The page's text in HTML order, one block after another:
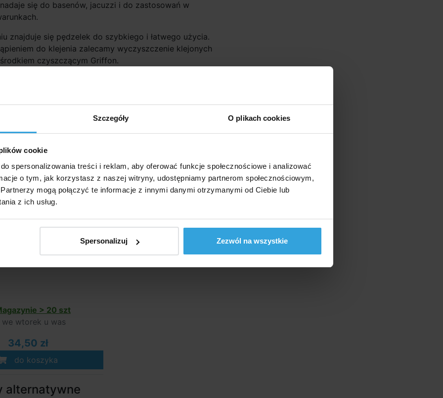
Szczegóły O plikach cookies
cookie
spersonalizowania treści i reklam, aby oferować funkcje społecznościowe i analizować
o tym, jak korzystasz z naszej witryny, udostępniamy partnerom społecznościowym,
mogą połączyć te informacje z innymi danymi otrzymanymi od Ciebie lub
z ich usług.
Spersonalizuj Zezwól na wszystkie
się do basenów, jacuzzi i do zastosowań w
znajduje się pędzelek do szybkiego i łatwego użycia.
do klejenia zalecamy wyczyszczenie klejonych
czyszczącym Griffon.
(1)
> 20 szt
we wtorek u was
34,50 zł
do koszyka
alternatywne